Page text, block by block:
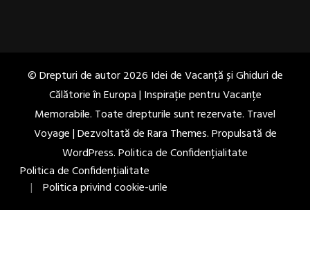
© Drepturi de autor 2026 Idei de Vacanță și Ghiduri de
Călătorie în Europa | Inspirație pentru Vacanțe
Memorabile. Toate drepturile sunt rezervate. Travel
Voyage | Dezvoltată deRara Themes. Propulsată de
WordPress.Politica de Confidențialitate
Politica de Confidențialitate
Politica privind cookie-urile